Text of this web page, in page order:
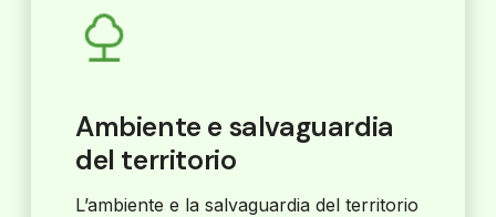
Ambiente e salvaguardia
del territorio
L’ambiente e la salvaguardia del territorio